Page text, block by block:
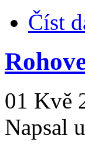
Číst
01 Kvě
Napsal